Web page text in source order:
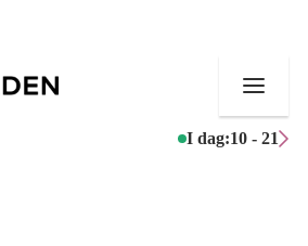
I dag:10 - 21